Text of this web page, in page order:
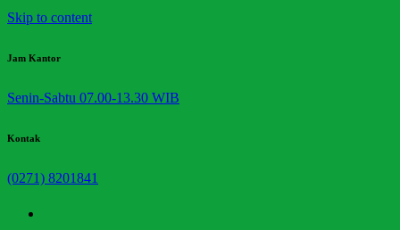
Skip to content
Jam Kantor
Senin-Sabtu 07.00-13.30 WIB
Kontak
(0271) 8201841